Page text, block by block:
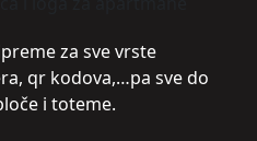
za sve vrste
qr kodova,…pa sve do
i toteme.